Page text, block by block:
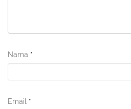
Nama *
Email *